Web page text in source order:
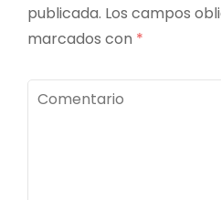
publicada. Los campos
marcados con *
Comentario